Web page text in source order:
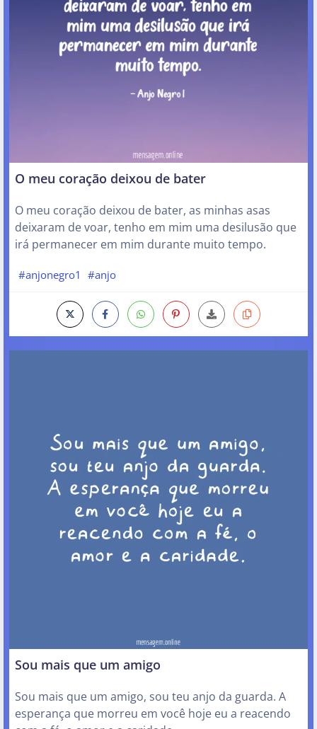
O meu coração deixou de bater
O meu coração deixou de bater, as minhas asas
deixaram de voar, tenho em mim uma desilusão que
irá permanecer em mim durante muito tempo.
#anjonegro1 #anjo
Sou mais que um amigo
Sou mais que um amigo, sou teu anjo da guarda. A
esperança que morreu em você hoje eu a reacendo